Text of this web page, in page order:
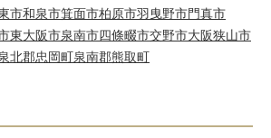
市和泉市箕面市柏原市羽曳野市門真市
東大阪市泉南市四條畷市交野市大阪狭山市
北郡忠岡町泉南郡熊取町